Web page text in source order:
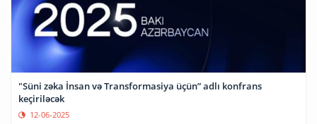
"Süni zəka İnsan və Transformasiya üçün” adlı konfrans
keçiriləcək
12-06-2025